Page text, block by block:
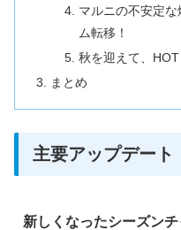
マルニの不安定
ム転移！
秋を迎えて、
まとめ
主要アップデート
新しくなったシーズンチ